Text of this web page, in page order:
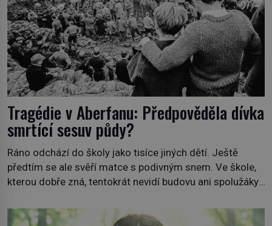
Tragédie v Aberfanu: Předpověděla dívka
smrtící sesuv půdy?
Ráno odchází do školy jako tisíce jiných dětí. Ještě
předtím se ale svěří matce s podivným snem. Ve škole,
kterou dobře zná, tentokrát nevidí budovu ani spolužáky.
později je mrtvá. Mohla devítiletá Zahlédla vlastní